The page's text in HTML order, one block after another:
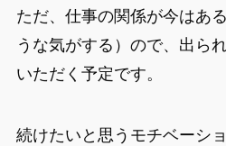
ただ、仕事の関係が今はあ
うな気がする）ので、出ら
いただく予定です。
続けたいと思うモチベーシ